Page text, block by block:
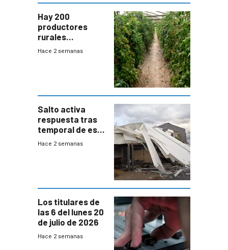
Hay 200
productores
rurales
afectados tras
Hace 2 semanas
Salto activa
respuesta tras
temporal de este
sábado con
Hace 2 semanas
Los titulares de
las 6 del lunes 20
de julio de 2026
Hace 2 semanas